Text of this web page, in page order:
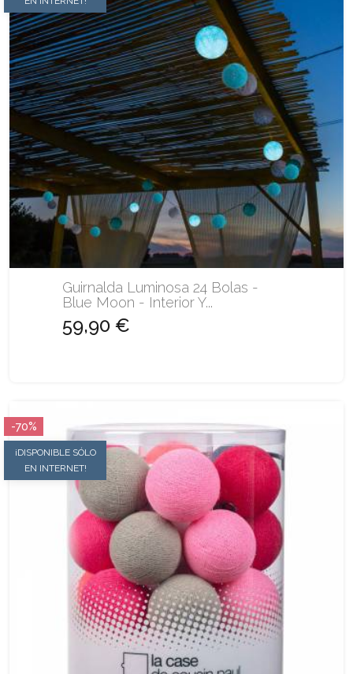
Guirnalda Luminosa 24 Bolas -
Blue Moon - Interior Y...
59,90 €
¡DISPONIBLE SÓLO
EN INTERNET!
-70%